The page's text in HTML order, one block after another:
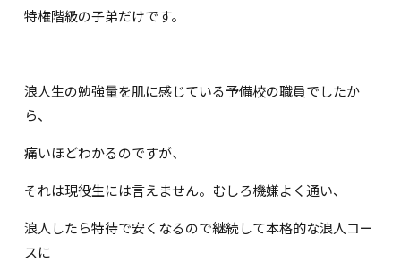
特権階級の子弟だけです。
浪人生の勉強量を肌に感じている予備校の職員でしたか
ら、
痛いほどわかるのですが、
それは現役生には言えません。むしろ機嫌よく通い、
浪人したら特待で安くなるので継続して本格的な浪人コー
スに